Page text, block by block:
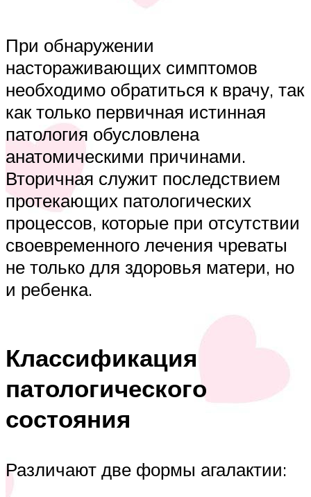
При обнаружении
настораживающих симптомов
необходимо обратиться к врачу, так
как только первичная истинная
патология обусловлена
анатомическими причинами.
Вторичная служит последствием
протекающих патологических
процессов, которые при отсутствии
своевременного лечения чреваты
не только для здоровья матери, но
и ребенка.
Классификация
патологического
состояния
Различают две формы агалактии: